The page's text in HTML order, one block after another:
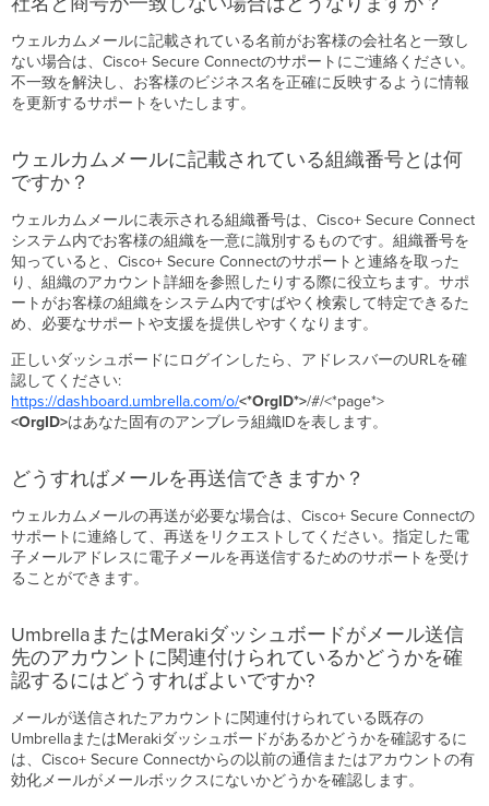
関
連
付
け
ら
れ
い
る
メ
ー
ル
ア
カ
ウ
ン
を
変
更
す
に
は
ど
う
す
れ
い
で
す
か？
社
名
と
商
ウェルカムメールに記載されている名前がお客様の会社名と一致し
ない場合は、Cisco+ Secure Connectのサポートにご連絡ください。
不一致を解決し、お客様のビジネス名を正確に反映するように情報
を更新するサポートをいたします。
ウェルカムメールに記載されている組織番号とは何
ですか？
ウェルカムメールに表示される組織番号は、Cisco+ Secure Connect
システム内でお客様の組織を一意に識別するものです。組織番号を
知っていると、Cisco+ Secure Connectのサポートと連絡を取った
り、組織のアカウント詳細を参照したりする際に役立ちます。サポ
ートがお客様の組織をシステム内ですばやく検索して特定できるた
め、必要なサポートや支援を提供しやすくなります。
正しいダッシュボードにログインしたら、アドレスバーのURLを確
認してください:
https://dashboard.umbrella.com/o/<*OrgID*>/#/<*page*>
<OrgID>はあなた固有のアンブレラ組織IDを表します。
どうすればメールを再送信できますか？
ウェルカムメールの再送が必要な場合は、Cisco+ Secure Connectの
サポートに連絡して、再送をリクエストしてください。指定した電
子メールアドレスに電子メールを再送信するためのサポートを受け
ることができます。
UmbrellaまたはMerakiダッシュボードがメール送信
先のアカウントに関連付けられているかどうかを確
認するにはどうすればよいですか?
メールが送信されたアカウントに関連付けられている既存の
UmbrellaまたはMerakiダッシュボードがあるかどうかを確認するに
は、Cisco+ Secure Connectからの以前の通信またはアカウントの有
効化メールがメールボックスにないかどうかを確認します。